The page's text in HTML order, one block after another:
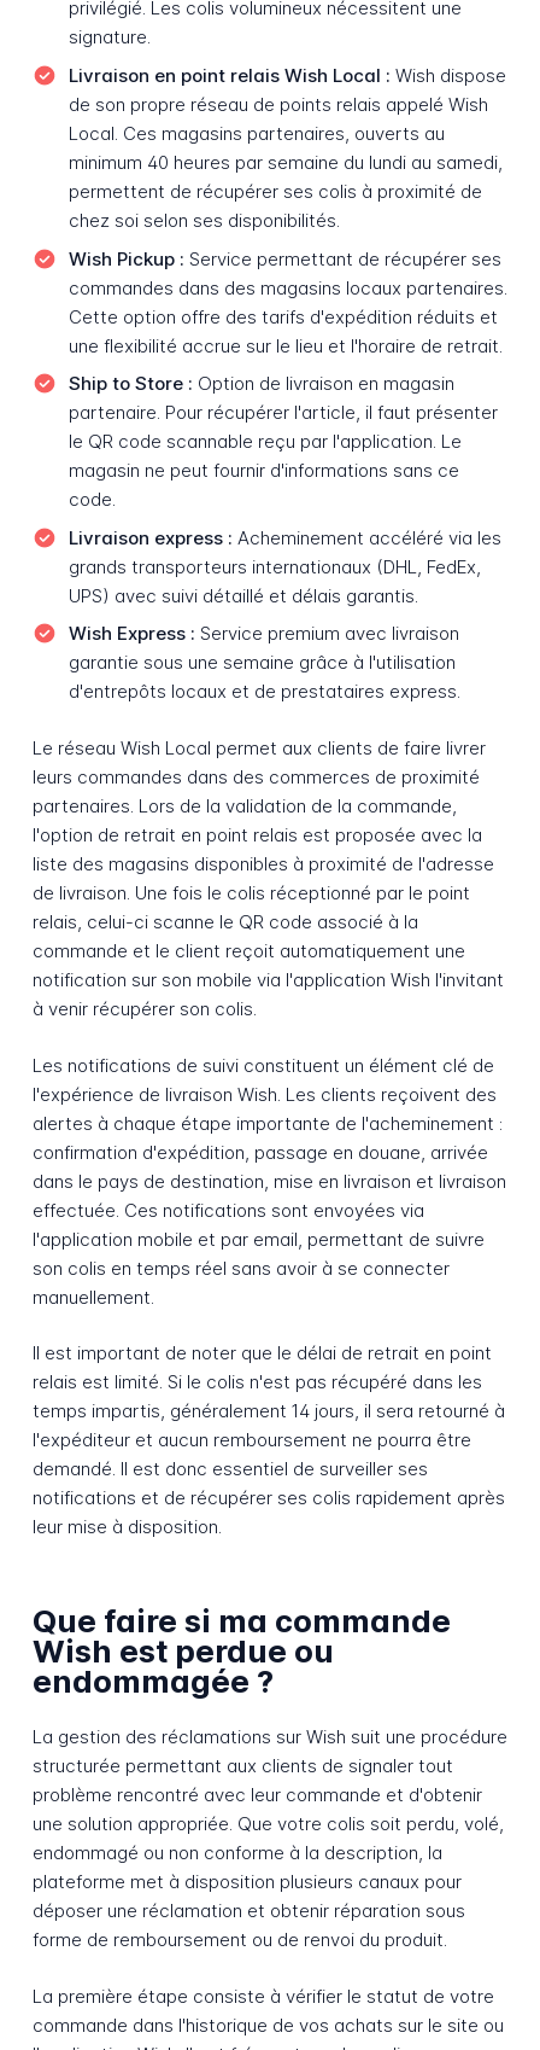
privilégié. Les colis volumineux nécessitent une
signature.
Livraison en point relais Wish Local : Wish dispose
de son propre réseau de points relais appelé Wish
Local. Ces magasins partenaires, ouverts au
minimum 40 heures par semaine du lundi au samedi,
permettent de récupérer ses colis à proximité de
chez soi selon ses disponibilités.
Wish Pickup : Service permettant de récupérer ses
commandes dans des magasins locaux partenaires.
Cette option offre des tarifs d'expédition réduits et
une flexibilité accrue sur le lieu et l'horaire de retrait.
Ship to Store : Option de livraison en magasin
partenaire. Pour récupérer l'article, il faut présenter
le QR code scannable reçu par l'application. Le
magasin ne peut fournir d'informations sans ce
code.
Livraison express : Acheminement accéléré via les
grands transporteurs internationaux (DHL, FedEx,
UPS) avec suivi détaillé et délais garantis.
Wish Express : Service premium avec livraison
garantie sous une semaine grâce à l'utilisation
d'entrepôts locaux et de prestataires express.
Le réseau Wish Local permet aux clients de faire livrer
leurs commandes dans des commerces de proximité
partenaires. Lors de la validation de la commande,
l'option de retrait en point relais est proposée avec la
liste des magasins disponibles à proximité de l'adresse
de livraison. Une fois le colis réceptionné par le point
relais, celui-ci scanne le QR code associé à la
commande et le client reçoit automatiquement une
notification sur son mobile via l'application Wish l'invitant
à venir récupérer son colis.
Les notifications de suivi constituent un élément clé de
l'expérience de livraison Wish. Les clients reçoivent des
alertes à chaque étape importante de l'acheminement :
confirmation d'expédition, passage en douane, arrivée
dans le pays de destination, mise en livraison et livraison
effectuée. Ces notifications sont envoyées via
l'application mobile et par email, permettant de suivre
son colis en temps réel sans avoir à se connecter
manuellement.
Il est important de noter que le délai de retrait en point
relais est limité. Si le colis n'est pas récupéré dans les
temps impartis, généralement 14 jours, il sera retourné à
l'expéditeur et aucun remboursement ne pourra être
demandé. Il est donc essentiel de surveiller ses
notifications et de récupérer ses colis rapidement après
leur mise à disposition.
Que faire si ma commande
Wish est perdue ou
endommagée ?
La gestion des réclamations sur Wish suit une procédure
structurée permettant aux clients de signaler tout
problème rencontré avec leur commande et d'obtenir
une solution appropriée. Que votre colis soit perdu, volé,
endommagé ou non conforme à la description, la
plateforme met à disposition plusieurs canaux pour
déposer une réclamation et obtenir réparation sous
forme de remboursement ou de renvoi du produit.
La première étape consiste à vérifier le statut de votre
commande dans l'historique de vos achats sur le site ou